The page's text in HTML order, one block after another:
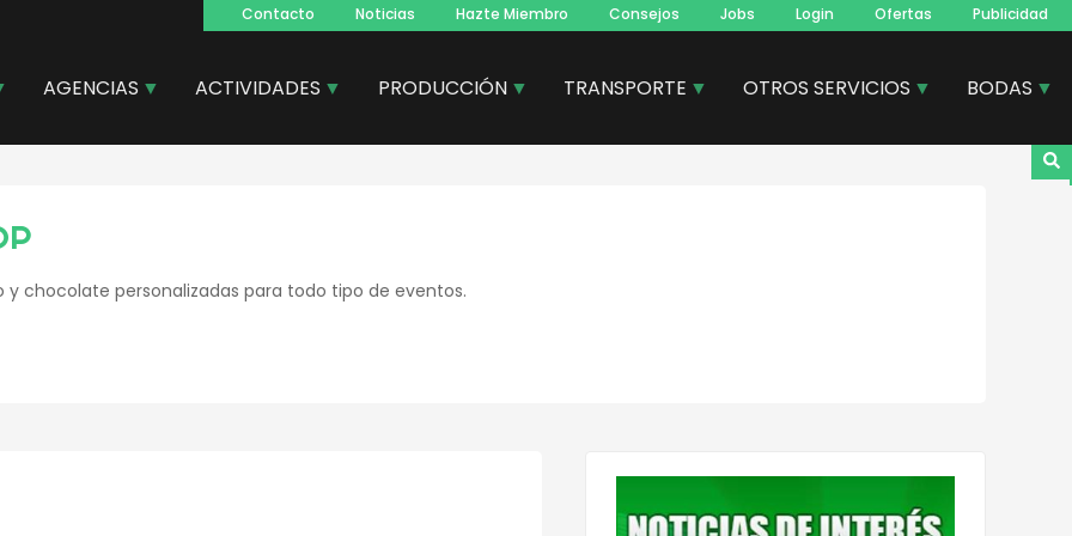
Navegacion
principal
Contacto Noticias Hazte Miembro Consejos Jobs Login Ofertas Publicidad
AGENCIAS ACTIVIDADES PRODUCCIÓN TRANSPORTE OTROS SERVICIOS BODAS
y chocolate personalizadas para todo tipo de eventos.